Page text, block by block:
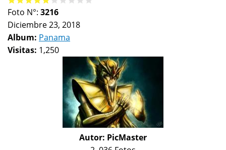
Foto N°: 3216
Diciembre 23, 2018
Album: Panama
Visitas: 1,250
Autor: PicMaster